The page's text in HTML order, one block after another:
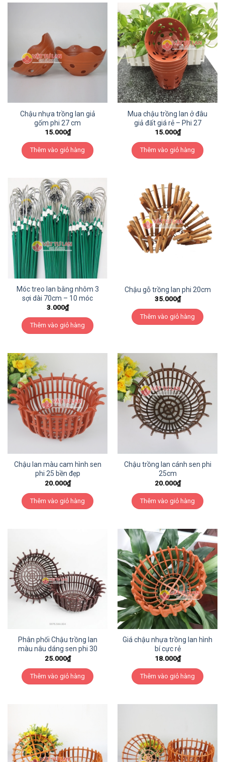
Chậu nhựa trồng lan giả
gốm phi 27 cm
15.000₫
Thêm vào giỏ hàng
Mua chậu trồng lan ở đâu
giả đất giá rẻ – Phi 27
15.000₫
Thêm vào giỏ hàng
Móc treo lan bằng nhôm 3
sợi dài 70cm – 10 móc
3.000₫
Thêm vào giỏ hàng
Chậu gỗ trồng lan phi 20cm
35.000₫
Thêm vào giỏ hàng
Chậu lan màu cam hình sen
phi 25 bền đẹp
20.000₫
Thêm vào giỏ hàng
Chậu trồng lan cánh sen phi
25cm
20.000₫
Thêm vào giỏ hàng
Phân phối Chậu trồng lan
màu nâu dáng sen phi 30
25.000₫
Thêm vào giỏ hàng
Giá chậu nhựa trồng lan hình
bí cực rẻ
18.000₫
Thêm vào giỏ hàng